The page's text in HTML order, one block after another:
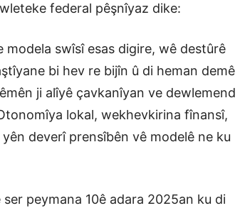
federal pêşnîyaz dike:
swîsî esas digire, wê destûrê
bi hev re bijîn û di heman demê
ji alîyê çavkanîyan ve dewlemend
lokal, wekhevkirina fînansî,
deverî prensîbên vê modelê ne ku
peymana 10ê adara 2025an ku di